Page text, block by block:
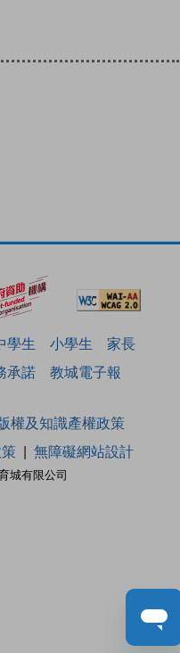
學生 小學生
家長
承諾 教城電子報
城有限公司
權及知識產權政策
無障礙網站設計